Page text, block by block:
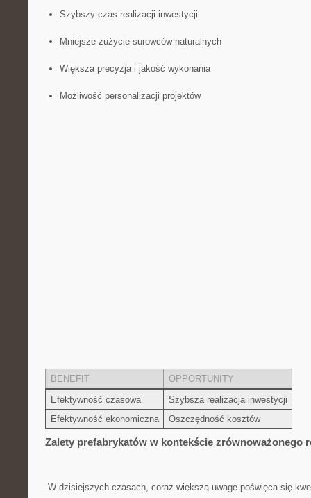
Szybszy czas realizacji inwestycji
Mniejsze zużycie surowców naturalnych
Większa precyzja i jakość wykonania
Możliwość personalizacji projektów
BENEFIT
OPPORTUNITY
Efektywność czasowa
Szybsza realizacja inwestycji
Efektywność ⁢ekonomiczna
Oszczędność kosztów
Zalety prefabrykatów ⁣w kontekście zrównoważonego‍
W dzisiejszych czasach, coraz większą uwagę ⁢poświęca się